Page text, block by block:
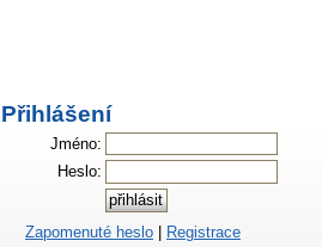
Přihlášení
Jméno:
Heslo:
Zapomenuté heslo | Registrace